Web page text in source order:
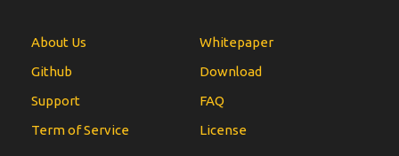
About Us
Whitepaper
Github
Download
Support
FAQ
Term of Service
License